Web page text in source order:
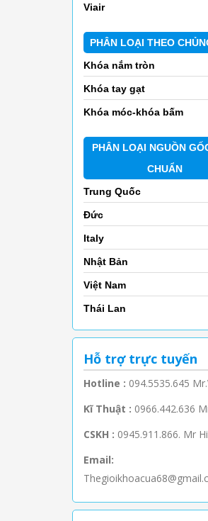
Viair
PHÂN LOẠI THEO
Khóa nắm tròn
Khóa tay gạt
Khóa móc-khóa bấm
PHÂN LOẠI NGUỒN
CHUẨN
Trung Quốc
Đức
Italy
Nhật Bản
Việt Nam
Thái Lan
Hỗ trợ trực tuyến
Hotline : 094.5535.645
Kĩ Thuật : 0966.442.636
CSKH : 0945.911.866. Mr
Email: